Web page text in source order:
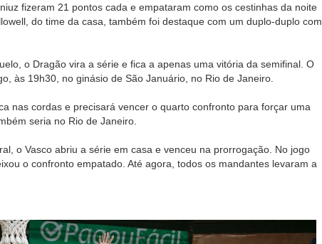
fizeram 21 pontos cada e empataram como os cestinhas da noite
do time da casa, também foi destaque com um duplo-duplo com
o Dragão vira a série e fica a apenas uma vitória da semifinal. O
às 19h30, no ginásio de São Januário, no Rio de Janeiro.
nas cordas e precisará vencer o quarto confronto para forçar uma
seria no Rio de Janeiro.
o Vasco abriu a série em casa e venceu na prorrogação. No jogo
o confronto empatado. Até agora, todos os mandantes levaram a